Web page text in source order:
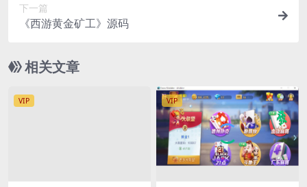
下一篇
《西游黄金矿工》源码
相关文章
VIP VIP